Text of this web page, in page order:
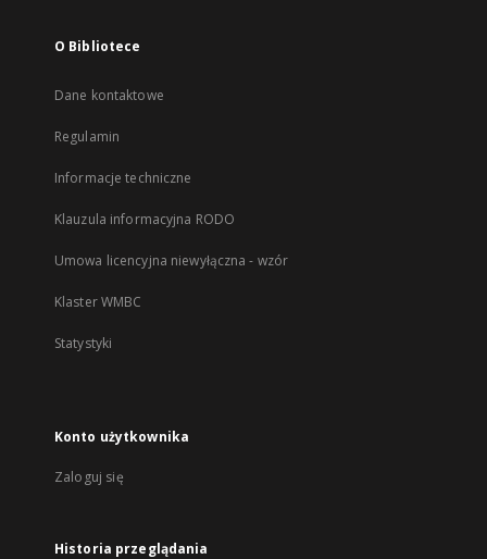
O Bibliotece
Dane kontaktowe
Regulamin
Informacje techniczne
Klauzula informacyjna RODO
Umowa licencyjna niewyłączna - wzór
Klaster WMBC
Statystyki
Konto użytkownika
Zaloguj się
Historia przeglądania